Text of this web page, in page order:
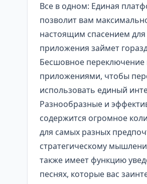
Все в одном: Единая
позволит вам
настоящим спасением для
приложения займет
Бесшовное переключение
приложениями, чтобы
использовать единый
Разнообразные и
содержится огромное
для самых разных
стратегическому
также имеет функцию
песнях, которые вас